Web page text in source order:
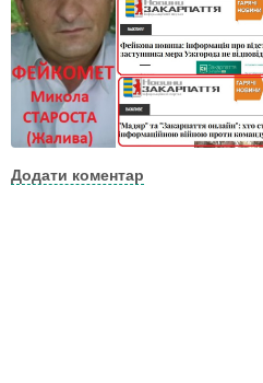
Додати коментар